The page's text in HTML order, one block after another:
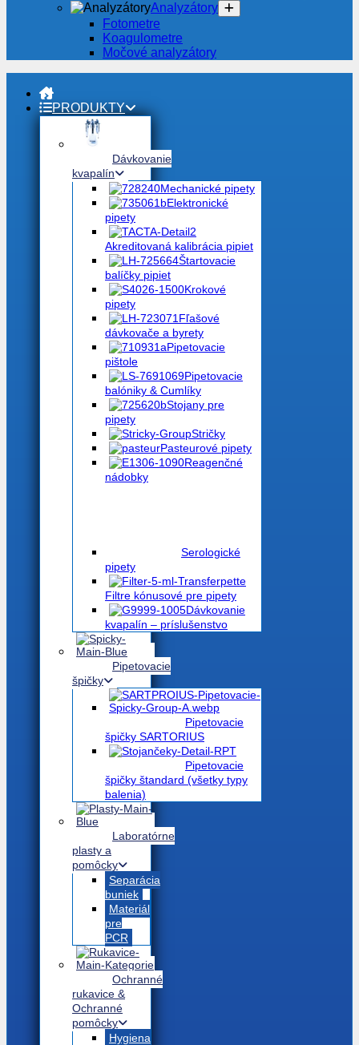
Analyzátory
Fotometre
Koagulometre
Močové analyzátory
PRODUKTY
Dávkovanie
kvapalín
Mechanické pipety
Elektronické
pipety
Akreditovaná kalibrácia pipiet
Štartovacie
balíčky pipiet
Krokové
pipety
Fľašové
dávkovače a byrety
Pipetovacie
pištole
Pipetovacie
balóniky & Cumlíky
Stojany pre
pipety
Stričky
Pasteurové pipety
Reagenčné
nádobky
Serologické
pipety
Filtre kónusové pre pipety
Dávkovanie
kvapalín – príslušenstvo
Pipetovacie
špičky
Pipetovacie
špičky SARTORIUS
Pipetovacie
špičky štandard (všetky typy
balenia)
Laboratórne
plasty a
pomôcky
Separácia
buniek
Materiál
pre
PCR
Ochranné
rukavice &
Ochranné
pomôcky
Hygiena